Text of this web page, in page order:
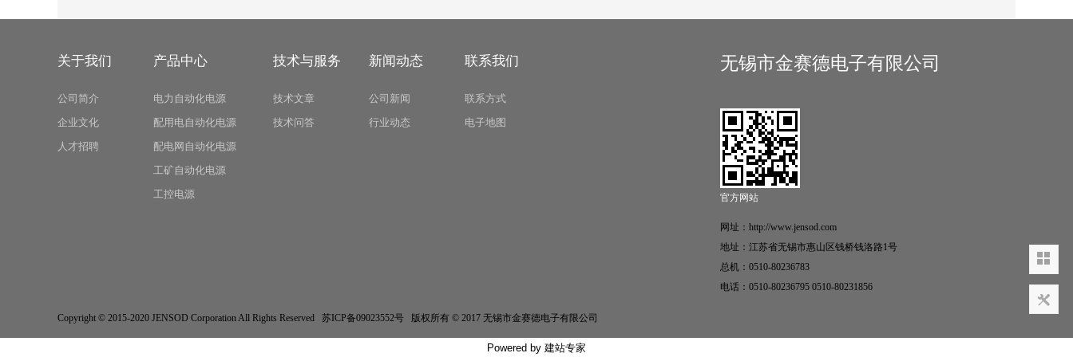
关于我们
公司简介
企业文化
人才招聘
产品中心
电力自动化电源
配用电自动化电源
配电网自动化电源
工矿自动化电源
工控电源
技术与服务
技术文章
技术问答
新闻动态
公司新闻
行业动态
联系我们
联系方式
电子地图
无锡市金赛德电子有限公司
官方网站
网址：http://www.jensod.com
地址：江苏省无锡市惠山区钱桥钱洛路1号
总机：0510-80236783
电话：0510-80236795 0510-80231856
Copyright © 2015-2020 JENSOD Corporation All Rights Reserved 苏ICP备09023552号 版权所有 © 2017 无锡市金赛德电子有限公司
Powered by 建站专家